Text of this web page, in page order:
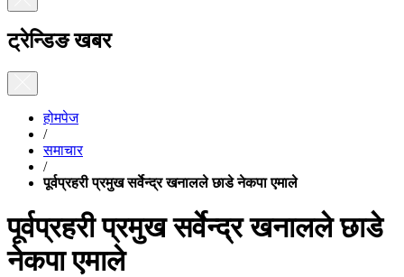
ट्रेन्डिङ खबर
होमपेज
/
समाचार
/
पूर्वप्रहरी प्रमुख सर्वेन्द्र खनालले छाडे नेकपा एमाले
पूर्वप्रहरी प्रमुख सर्वेन्द्र खनालले छाडे
नेकपा एमाले